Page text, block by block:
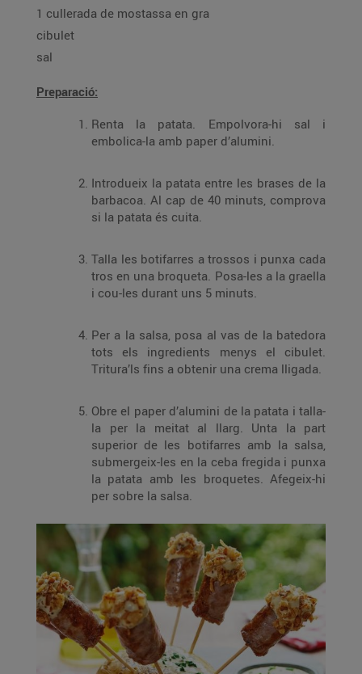
1 cullerada de mostassa en gra
cibulet
sal
Preparació:
Renta la patata. Empolvora-hi sal i
embolica-la amb paper d’alumini.
Introdueix la patata entre les brases de la
barbacoa. Al cap de 40 minuts, comprova
si la patata és cuita.
Talla les botifarres a trossos i punxa cada
tros en una broqueta. Posa-les a la graella
i cou-les durant uns 5 minuts.
Per a la salsa, posa al vas de la batedora
tots els ingredients menys el cibulet.
Tritura’ls fins a obtenir una crema lligada.
Obre el paper d’alumini de la patata i talla-
la per la meitat al llarg. Unta la part
superior de les botifarres amb la salsa,
submergeix-les en la ceba fregida i punxa
la patata amb les broquetes. Afegeix-hi
per sobre la salsa.